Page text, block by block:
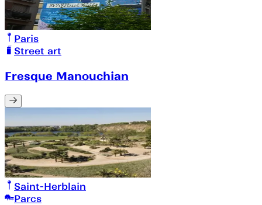
Paris
Street art
Fresque Manouchian
Saint-Herblain
Parcs